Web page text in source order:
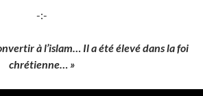
-:-
à l’islam… Il a été élevé dans la foi
chrétienne… »